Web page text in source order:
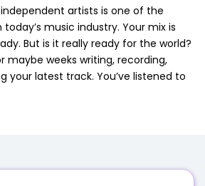
artists is one of the
music industry. Your mix is
But is it really ready for the world?
maybe weeks writing, recording,
your latest track. You’ve listened to